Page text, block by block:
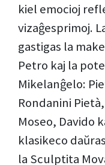
kiel emocioj
vizaĝesprimoj.
gastigas la
Petro kaj la
Mikelanĝelo:
Rondanini
Moseo, Davido
klasikeco
la Sculptita